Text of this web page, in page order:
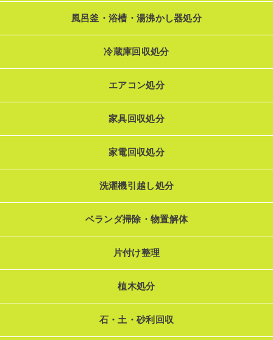
風呂釜・浴槽・湯沸かし器処分
冷蔵庫回収処分
エアコン処分
家具回収処分
家電回収処分
洗濯機引越し処分
ベランダ掃除・物置解体
片付け整理
植木処分
石・土・砂利回収